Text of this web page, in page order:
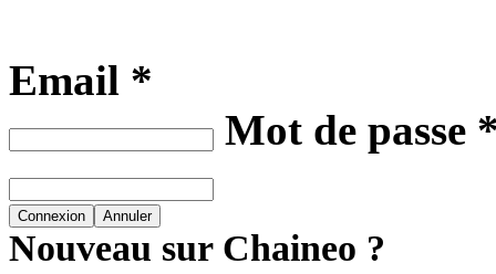
Email *
Mot de passe
Nouveau sur Chaineo ?